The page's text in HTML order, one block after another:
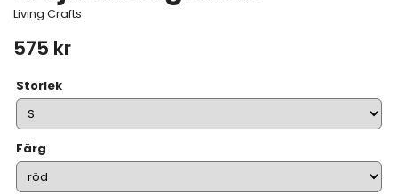
Living Crafts
575 kr
Storlek
Färg